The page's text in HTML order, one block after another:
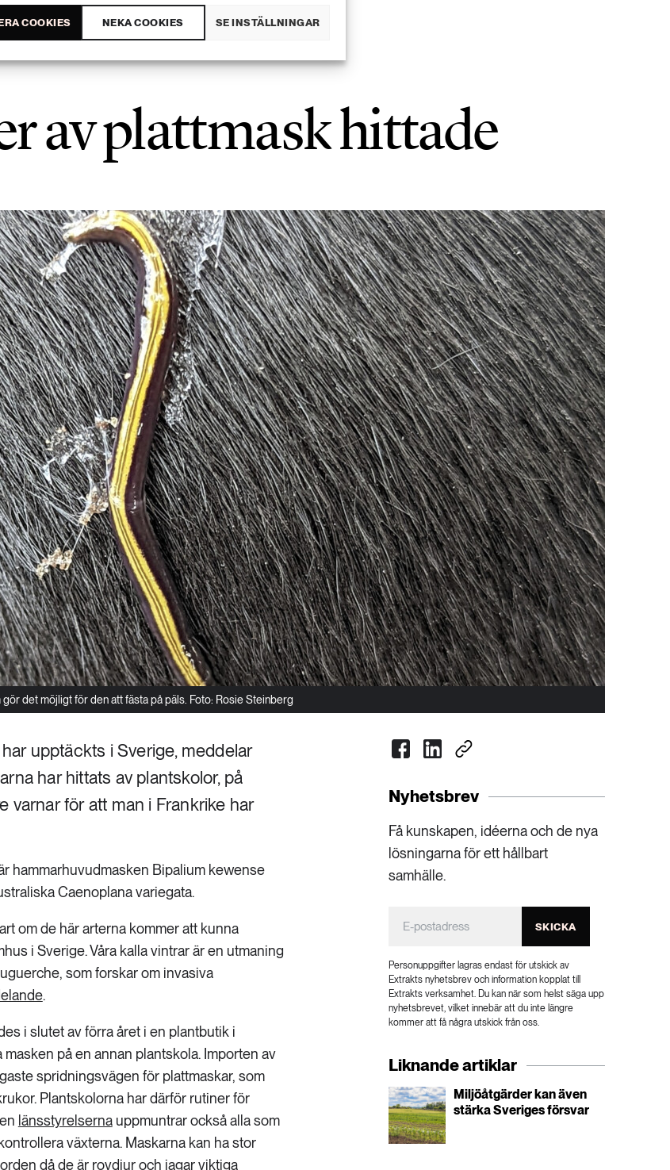
COOKIES NEKA COOKIES SE INSTÄLLNINGAR
av plattmask hittade
det möjligt för den att fästa på päls. Foto: Rosie Steinberg
upptäckts i Sverige, meddelar
har hittats av plantskolor, på
varnar för att man i Frankrike har
hammarhuvudmasken Bipalium kewense
Caenoplana variegata.
om de här arterna kommer att kunna
i Sverige. Våra kalla vintrar är en utmaning
som forskar om invasiva
.
i slutet av förra året i en plantbutik i
på en annan plantskola. Importen av
spridningsvägen för plattmaskar, som
Plantskolorna har därför rutiner för
länsstyrelsernauppmuntrar också alla som
växterna. Maskarna kan ha stor
då de är rovdjur och jagar viktiga
Nyhetsbrev
Få kunskapen, idéerna och de nya
lösningarna för ett hållbart
samhälle.
SKICKA
Personuppgifter lagras endast för utskick av
Extrakts nyhetsbrev och information kopplat till
Extrakts verksamhet. Du kan när som helst säga upp
nyhetsbrevet, vilket innebär att du inte längre
kommer att få några utskick från oss.
Liknande artiklar
Miljöåtgärder kan även
stärka Sveriges försvar